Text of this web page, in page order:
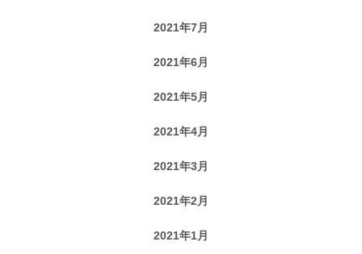
2021年7月
2021年6月
2021年5月
2021年4月
2021年3月
2021年2月
2021年1月